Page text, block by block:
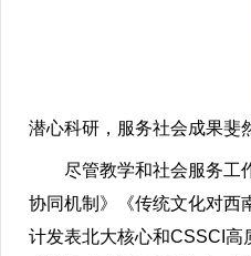
潜心科研，服务社会成果斐
尽管教学和社会服务工作
协同机制》《传统文化对西
计发表北大核心和CSSCI高